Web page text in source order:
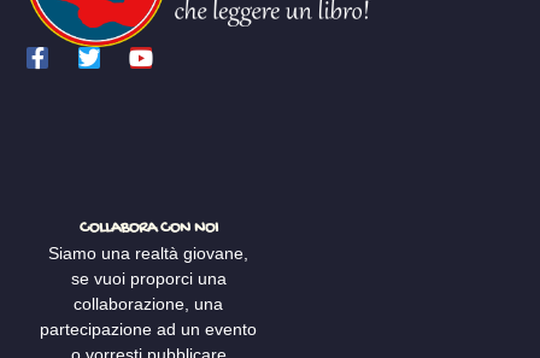
COLLABORA CON NOI
Siamo una realtà giovane,
se vuoi proporci una
collaborazione, una
partecipazione ad un evento
o vorresti pubblicare